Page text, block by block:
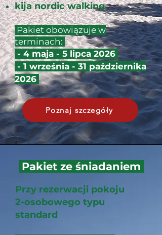
Poznaj szczegóły
kija nordic walking
Pakiet obowiązuje w
terminach:
- 4 maja - 5 lipca 2026
- 1 września - 31 października
2026
Pakiet ze śniadaniem
Przy rezerwacji pokoju
2-osobowego typu
standard